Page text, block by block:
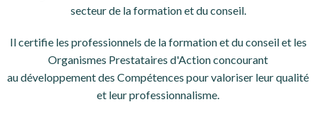
secteur de la formation et du conseil.
Il certifie les professionnels de la formation et du conseil et les
Organismes Prestataires d'Action concourant
au développement des Compétences pour valoriser leur qualité
et leur professionnalisme.